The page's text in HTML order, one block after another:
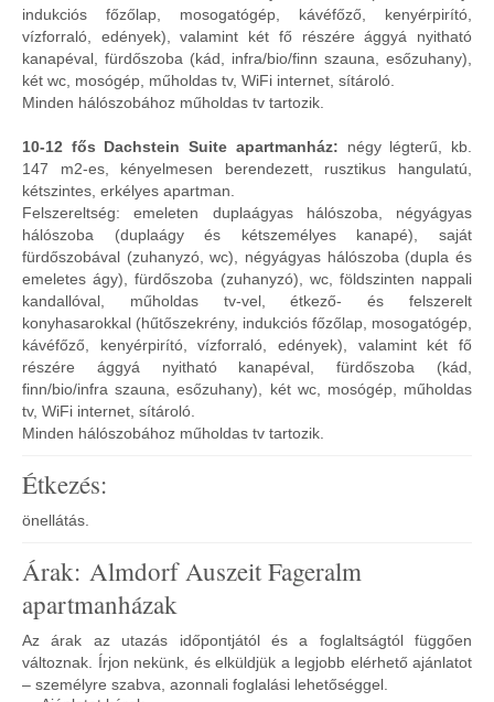
indukciós főzőlap, mosogatógép, kávéfőző, kenyérpirító,
vízforraló, edények), valamint két fő részére ággyá nyitható
kanapéval, fürdőszoba (kád, infra/bio/finn szauna, esőzuhany),
két wc, mosógép, műholdas tv, WiFi internet, sítároló.
Minden hálószobához műholdas tv tartozik.
10-12 fős Dachstein Suite apartmanház: négy légterű, kb.
147 m2-es, kényelmesen berendezett, rusztikus hangulatú,
kétszintes, erkélyes apartman.
Felszereltség: emeleten duplaágyas hálószoba, négyágyas
hálószoba (duplaágy és kétszemélyes kanapé), saját
fürdőszobával (zuhanyzó, wc), négyágyas hálószoba (dupla és
emeletes ágy), fürdőszoba (zuhanyzó), wc, földszinten nappali
kandallóval, műholdas tv-vel, étkező- és felszerelt
konyhasarokkal (hűtőszekrény, indukciós főzőlap, mosogatógép,
kávéfőző, kenyérpirító, vízforraló, edények), valamint két fő
részére ággyá nyitható kanapéval, fürdőszoba (kád,
finn/bio/infra szauna, esőzuhany), két wc, mosógép, műholdas
tv, WiFi internet, sítároló.
Minden hálószobához műholdas tv tartozik.
Étkezés:
önellátás.
Árak: Almdorf Auszeit Fageralm
apartmanházak
Az árak az utazás időpontjától és a foglaltságtól függően
változnak. Írjon nekünk, és elküldjük a legjobb elérhető ajánlatot
– személyre szabva, azonnali foglalási lehetőséggel.